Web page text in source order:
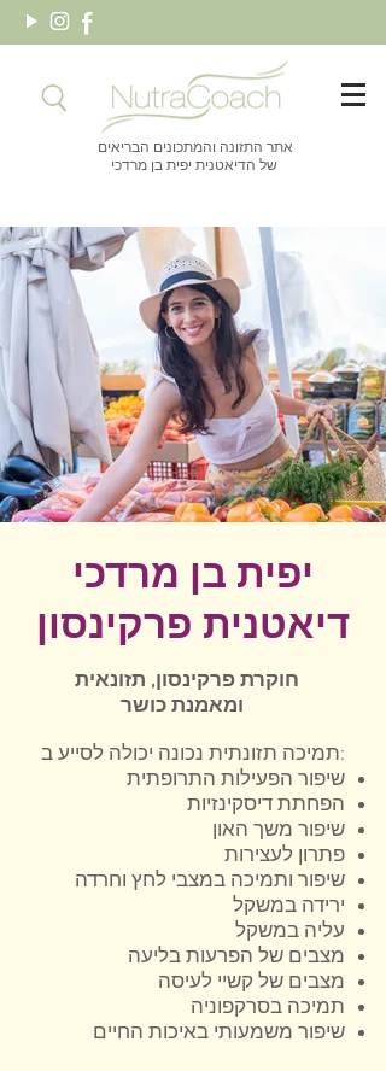
אתר התזונה והמתכונים הבריאים
של הדיאטנית יפית בן מרדכי
יפית בן מרדכי
דיאטנית פרקינסון
חוקרת פרקינסון, תזונאית
ומאמנת כושר
תמיכה תזונתית נכונה יכולה לסייע ב:​
שיפור הפעילות התרופתית
הפחתת דיסקינזיות
שיפור משך האון
פתרון לעצירות
שיפור ותמיכה במצבי לחץ וחרדה
ירידה במשקל
עליה במשקל
מצבים של הפרעות בליעה
מצבים של קשיי לעיסה
תמיכה בסרקפוניה
שיפור משמעותי באיכות החיים